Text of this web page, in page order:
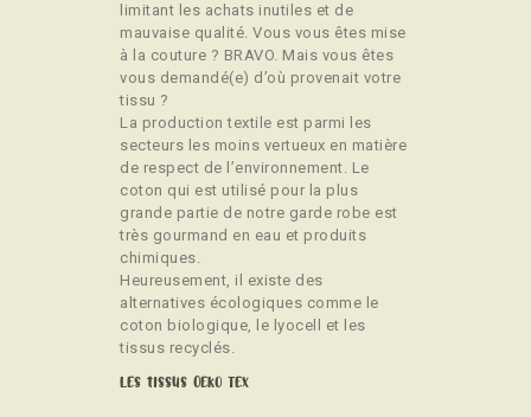
limitant les achats inutiles et de
mauvaise qualité. Vous vous êtes mise
à la couture ? BRAVO. Mais vous êtes
vous demandé(e) d’où provenait votre
tissu ?
La production textile est parmi les
secteurs les moins vertueux en matière
de respect de l’environnement. Le
coton qui est utilisé pour la plus
grande partie de notre garde robe est
très gourmand en eau et produits
chimiques.
Heureusement, il existe des
alternatives écologiques comme le
coton biologique, le lyocell et les
tissus recyclés.
Les tissus Oeko Tex